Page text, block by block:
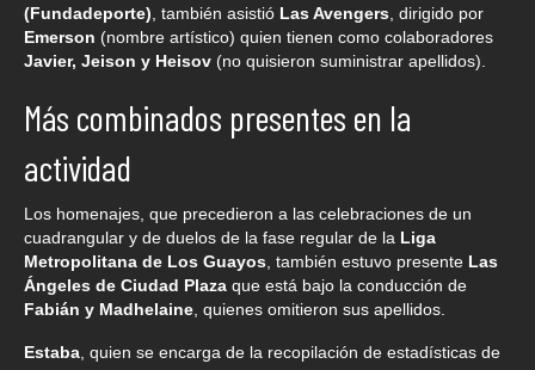
(Fundadeporte) , también asistió Las Avengers , dirigido por
Emerson (nombre artístico) quien tienen como colaboradores
Javier, Jeison y Heisov (no quisieron suministrar apellidos).
Más combinados presentes en la
actividad
Los homenajes, que precedieron a las celebraciones de un
cuadrangular y de duelos de la fase regular de la Liga
Metropolitana de Los Guayos , también estuvo presente Las
Ángeles de Ciudad Plaza que está bajo la conducción de
Fabián y Madhelaine , quienes omitieron sus apellidos.
Estaba , quien se encarga de la recopilación de estadísticas de